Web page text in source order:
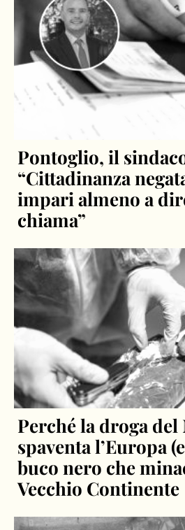
Pontoglio, il
“Cittadinanza
impari almeno a
chiama”
Perché la droga
spaventa l’Europa
buco nero che
Vecchio Continente